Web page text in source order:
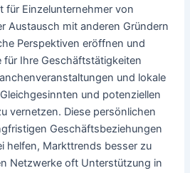
für Einzelunternehmer von
Austausch mit anderen Gründern
Perspektiven eröffnen und
für Ihre Geschäftstätigkeiten
und lokale
und potenziellen
vernetzen. Diese persönlichen
Geschäftsbeziehungen
helfen, Markttrends besser zu
Netzwerke oft Unterstützung in